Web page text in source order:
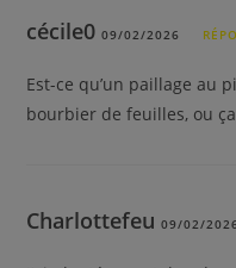
cécile009/02/2026
Est-ce qu’un paillage au
bourbier de feuilles, ou
Charlottefeu09/02/2026